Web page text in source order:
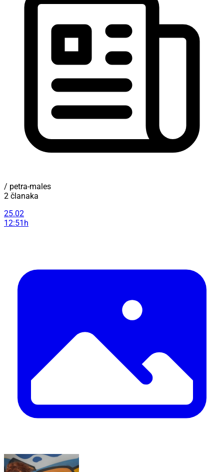
/ petra-males
2 članaka
25.02
12:51h